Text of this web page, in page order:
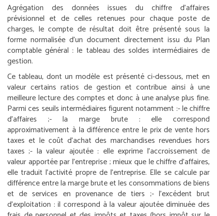
Agrégation des données issues du chiffre d’affaires
prévisionnel et de celles retenues pour chaque poste de
charges, le compte de résultat doit être présenté sous la
forme normalisée d’un document directement issu du Plan
comptable général : le tableau des soldes intermédiaires de
gestion.
Ce tableau, dont un modèle est présenté ci-dessous, met en
valeur certains ratios de gestion et contribue ainsi à une
meilleure lecture des comptes et donc à une analyse plus fine.
Parmi ces seuils intermédiaires figurent notamment :- le chiffre
d’affaires ;- la marge brute : elle correspond
approximativement à la différence entre le prix de vente hors
taxes et le coût d’achat des marchandises revendues hors
taxes ;- la valeur ajoutée : elle exprime l’accroissement de
valeur apportée par l’entreprise ; mieux que le chiffre d’affaires,
elle traduit l’activité propre de l’entreprise. Elle se calcule par
différence entre la marge brute et les consommations de biens
et de services en provenance de tiers ;- l’excédent brut
d’exploitation : il correspond à la valeur ajoutée diminuée des